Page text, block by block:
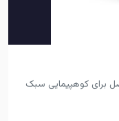
کوهپیمایی سبک